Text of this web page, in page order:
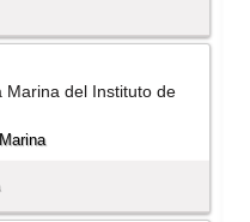
Marina del Instituto de